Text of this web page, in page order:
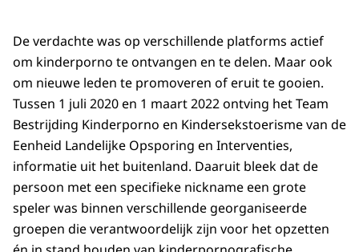
De verdachte was op verschillende platforms actief
om kinderporno te ontvangen en te delen. Maar ook
om nieuwe leden te promoveren of eruit te gooien.
Tussen 1 juli 2020 en 1 maart 2022 ontving het Team
Bestrijding Kinderporno en Kindersekstoerisme van de
Eenheid Landelijke Opsporing en Interventies,
informatie uit het buitenland. Daaruit bleek dat de
persoon met een specifieke nickname een grote
speler was binnen verschillende georganiseerde
groepen die verantwoordelijk zijn voor het opzetten